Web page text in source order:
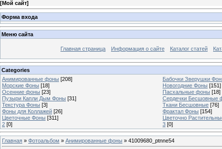
[Мой сайт]
Форма входа
Меню сайта
Главная страница Информация о сайте Каталог статей
Categories
Анимированные фоны [208]
Бабочки Зверушки
Морские Фоны [18] Новогодние Фоны [151]
Осенние фоны [23] Пасхальные фоны [18]
Пузыри Капли Дым Фоны [31]
Сердечки Бесшовные
Текстура Фоны [3] Ткани Бесшовные [76]
Фоны для Коллажей [26] Фрактал Фоны [154]
Цветочные Фоны [311]
Цветочно
2 [0] 3 [0]
Главная » Фотоальбом » Анимированные фоны » 41009680_ptnne54